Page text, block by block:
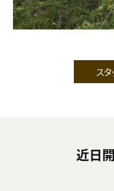
ス
近日